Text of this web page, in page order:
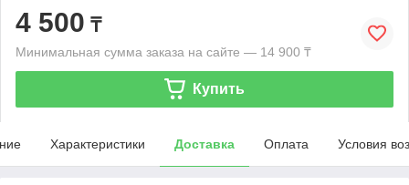
4 500 ₸
Минимальная сумма заказа на сайте — 14 900 ₸
Купить
Характеристики Доставка Оплата Условия